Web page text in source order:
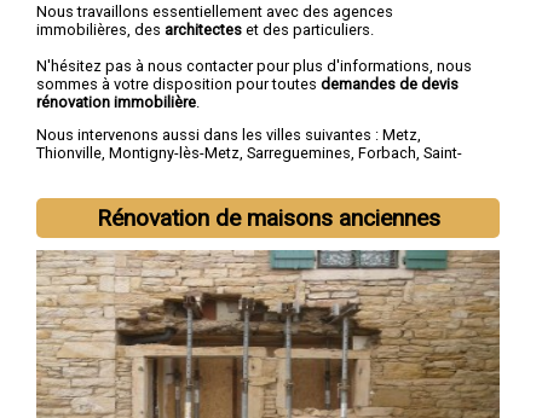
Nous travaillons essentiellement avec des agences
immobilières, des architectes et des particuliers.
N'hésitez pas à nous contacter pour plus d'informations, nous
sommes à votre disposition pour toutes demandes de devis
rénovation immobilière
Nous intervenons aussi dans les villes suivantes : Metz,
Thionville, Montigny-lès-Metz, Sarreguemines, Forbach, Saint-
Rénovation de maisons anciennes